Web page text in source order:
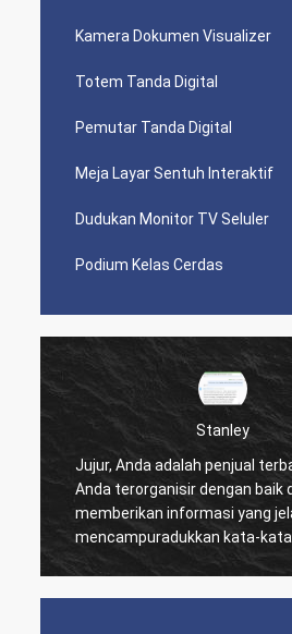
Kamera Dokumen Visualizer
Totem Tanda Digital
Pemutar Tanda Digital
Meja Layar Sentuh Interaktif
Dudukan Monitor TV Seluler
Podium Kelas Cerdas
Stanley
Jujur, Anda adalah penjual
Anda terorganisir dengan baik
memberikan informasi yang
mencampuradukkan kata-kata.
cara berbisnis. Informasi yang